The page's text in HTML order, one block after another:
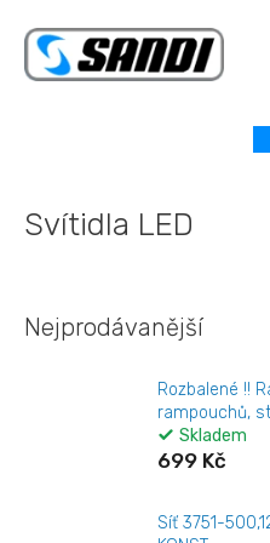
obsah
Svítidla LED
Nejprodávanější
Rozbalené !!
rampouchů,
Skladem
699 Kč
Síť 3751-